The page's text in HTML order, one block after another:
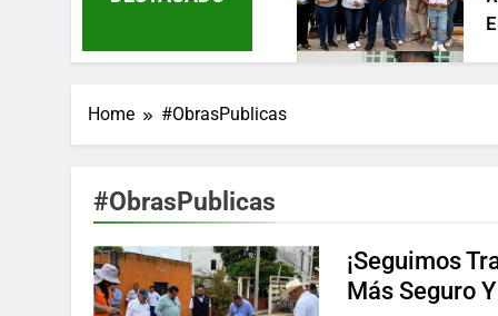
Home #ObrasPublicas
#ObrasPublicas
¡Seguimos
Más Seguro